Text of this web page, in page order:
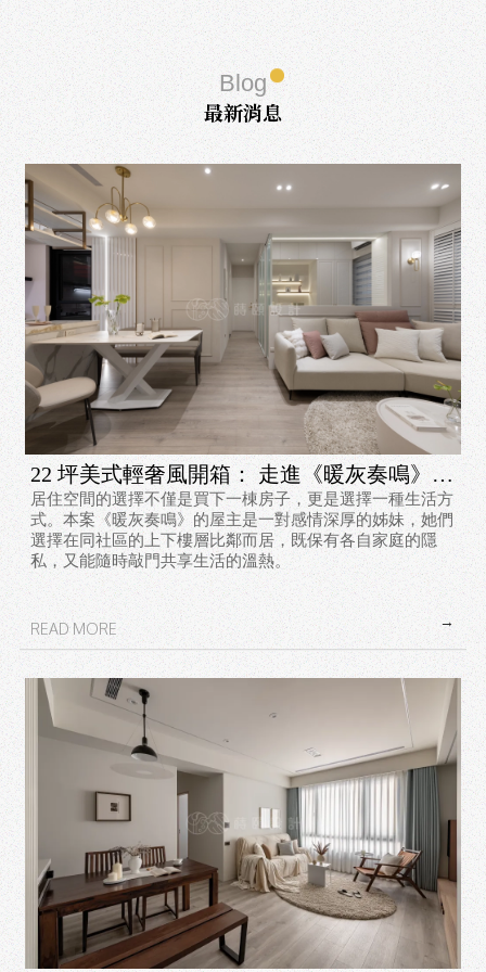
最新消息
Blog
22 坪美式輕奢風開箱： 走進《暖灰奏鳴》，
親情比鄰的質感居所｜台北美式風室內設計
｜林口美式風室內設計
居住空間的選擇不僅是買下一棟房子，更是選擇一種生活方
式。本案《暖灰奏鳴》的屋主是一對感情深厚的姊妹，她們
選擇在同社區的上下樓層比鄰而居，既保有各自家庭的隱
私，又能隨時敲門共享生活的溫熱。